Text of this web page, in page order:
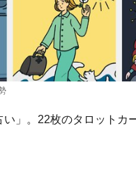
」。22枚のタロット